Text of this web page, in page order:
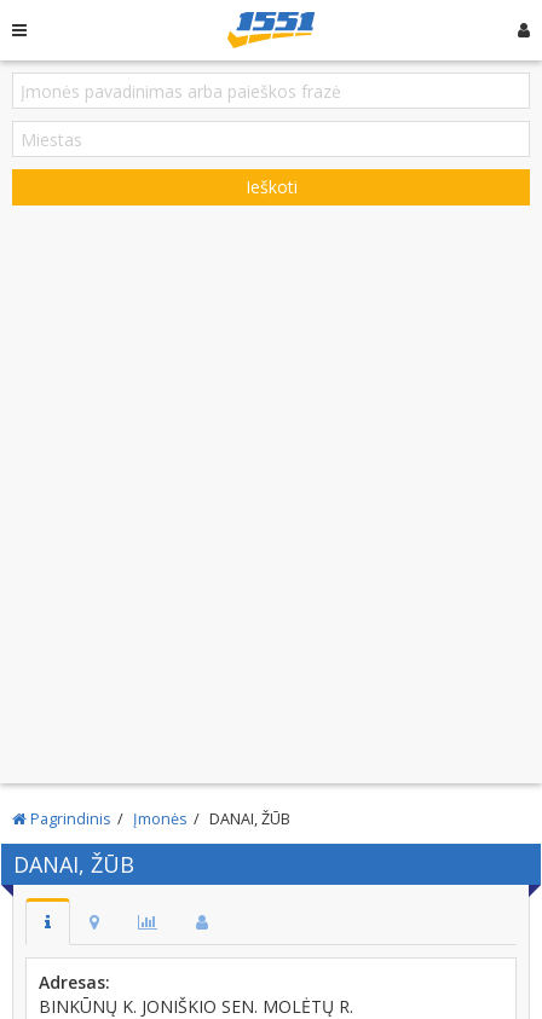
Ieškoti
Pagrindinis Įmonės DANAI, ŽŪB
DANAI, ŽŪB
Adresas:
BINKŪNŲ K. JONIŠKIO SEN. MOLĖTŲ R.